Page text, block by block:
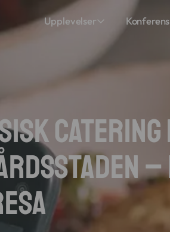
Upplevelser Konferens
–